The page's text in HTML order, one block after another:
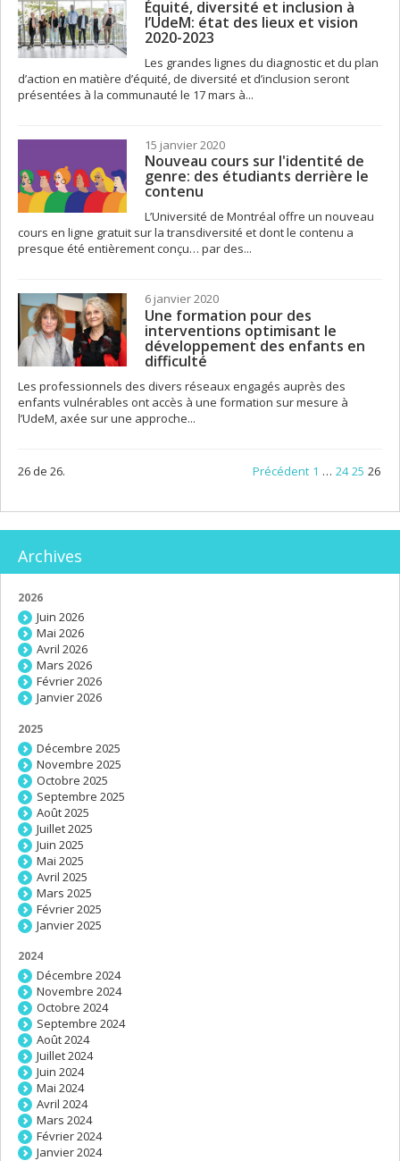
Équité, diversité et inclusion à
l’UdeM: état des lieux et vision
2020-2023
Les grandes lignes du diagnostic et du plan
d’action en matière d’équité, de diversité et d’inclusion seront
présentées à la communauté le 17 mars à...
15 janvier 2020
Nouveau cours sur l'identité de
genre: des étudiants derrière le
contenu
L’Université de Montréal offre un nouveau
cours en ligne gratuit sur la transdiversité et dont le contenu a
presque été entièrement conçu… par des...
6 janvier 2020
Une formation pour des
interventions optimisant le
développement des enfants en
difficulté
Les professionnels des divers réseaux engagés auprès des
enfants vulnérables ont accès à une formation sur mesure à
l’UdeM, axée sur une approche...
26 de 26. Précédent 1 … 24 25 26
Archives
2026
Juin 2026
Mai 2026
Avril 2026
Mars 2026
Février 2026
Janvier 2026
2025
Décembre 2025
Novembre 2025
Octobre 2025
Septembre 2025
Août 2025
Juillet 2025
Juin 2025
Mai 2025
Avril 2025
Mars 2025
Février 2025
Janvier 2025
2024
Décembre 2024
Novembre 2024
Octobre 2024
Septembre 2024
Août 2024
Juillet 2024
Juin 2024
Mai 2024
Avril 2024
Mars 2024
Février 2024
Janvier 2024